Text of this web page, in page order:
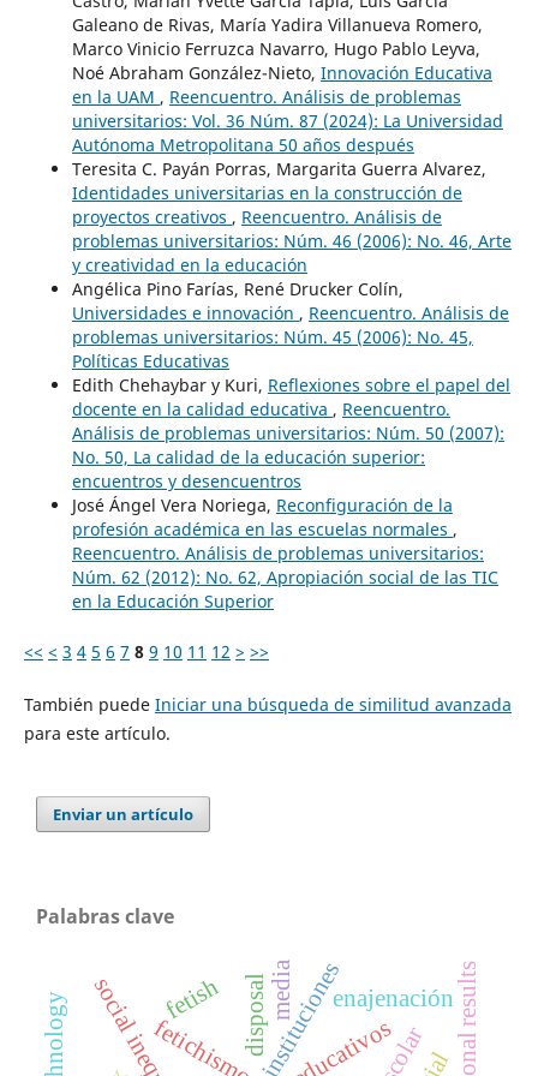
Galeano de Rivas, María Yadira Villanueva Romero,
Marco Vinicio Ferruzca Navarro, Hugo Pablo Leyva,
Noé Abraham González-Nieto, Innovación Educativa
en la UAM , Reencuentro. Análisis de problemas
universitarios: Vol. 36 Núm. 87 (2024): La Universidad
Autónoma Metropolitana 50 años después
Teresita C. Payán Porras, Margarita Guerra Alvarez,
Identidades universitarias en la construcción de
proyectos creativos , Reencuentro. Análisis de
problemas universitarios: Núm. 46 (2006): No. 46, Arte
y creatividad en la educación
Angélica Pino Farías, René Drucker Colín,
Universidades e innovación , Reencuentro. Análisis de
problemas universitarios: Núm. 45 (2006): No. 45,
Políticas Educativas
Edith Chehaybar y Kuri, Reflexiones sobre el papel del
docente en la calidad educativa , Reencuentro.
Análisis de problemas universitarios: Núm. 50 (2007):
No. 50, La calidad de la educación superior:
encuentros y desencuentros
José Ángel Vera Noriega, Reconfiguración de la
profesión académica en las escuelas normales ,
Reencuentro. Análisis de problemas universitarios:
Núm. 62 (2012): No. 62, Apropiación social de las TIC
en la Educación Superior
<< < 3 4 5 6 7 8 9 10 11 12 > >>
También puede Iniciar una búsqueda de similitud avanzada
para este artículo.
Enviar un artículo
Palabras clave
fetichismoinstituciones
fetish disposal enajenación
media